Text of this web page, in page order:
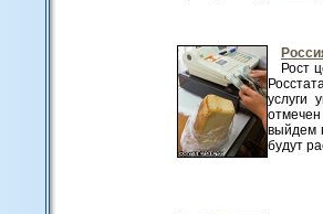
Рост
услуги
выйдем
будут